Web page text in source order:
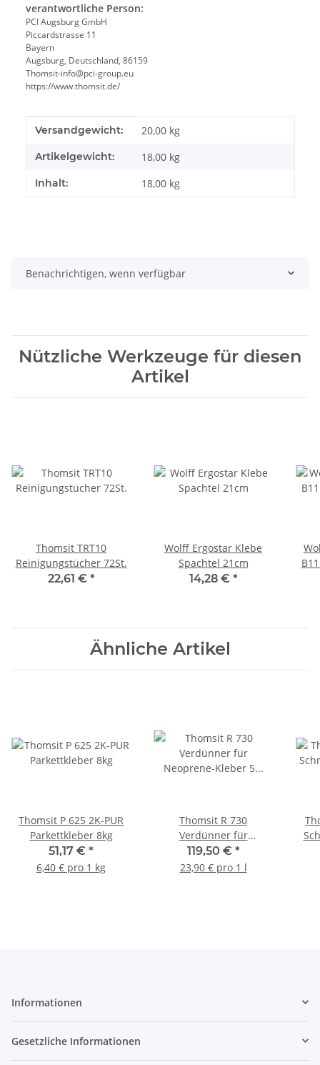
verantwortliche Person:
PCI Augsburg GmbH
Piccardstrasse 11
Bayern
Augsburg, Deutschland, 86159
Thomsit-info@pci-group.eu
https://www.thomsit.de/
Produkteigenschaft
Wert
Versandgewicht: 20,00 kg
Artikelgewicht: 18,00 kg
Inhalt: 18,00 kg
Benachrichtigen, wenn verfügbar
Nützliche Werkzeuge für diesen
Artikel
Thomsit TRT10
Reinigungstücher 72St.
22,61 € *
Wolff Ergostar Klebe
Spachtel 21cm
14,28 € *
Ähnliche Artikel
Thomsit P 625 2K-PUR
Parkettkleber 8kg
51,17 € *
6,40 € pro 1 kg
Thomsit R 730
Verdünner für
Neoprene-Kleber 5 Liter
119,50 € *
23,90 € pro 1 l
Informationen
Gesetzliche Informationen